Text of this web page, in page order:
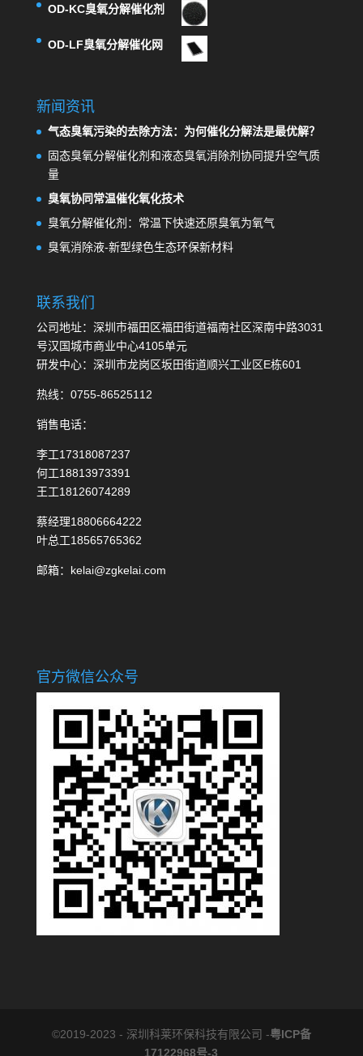
OD-KC臭氧分解催化剂
OD-LF臭氧分解催化网
新闻资讯
气态臭氧污染的去除方法：为何催化分解法是最优解？
固态臭氧分解催化剂和液态臭氧消除剂协同提升空气质
量
臭氧协同常温催化氧化技术
臭氧分解催化剂：常温下快速还原臭氧为氧气
臭氧消除液-新型绿色生态环保新材料
联系我们
公司地址：深圳市福田区福田街道福南社区深南中路3031
号汉国城市商业中心4105单元
研发中心：深圳市龙岗区坂田街道顺兴工业区E栋601
热线：0755-86525112
销售电话：
李工17318087237
何工18813973391
王工18126074289
蔡经理18806664222
叶总工18565765362
邮箱：kelai@zgkelai.com
官方微信公众号
©2019-2023 - 深圳科莱环保科技有限公司 -粤ICP备
17122968号-3